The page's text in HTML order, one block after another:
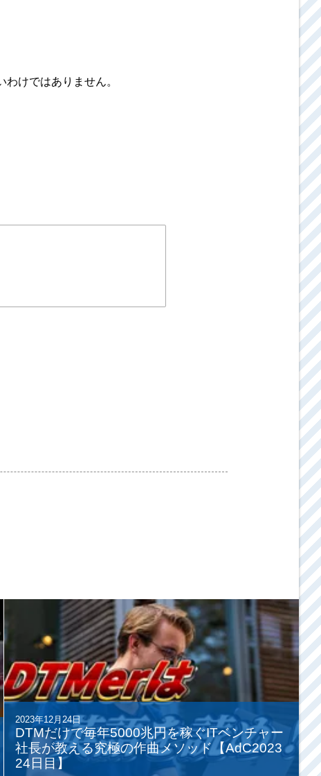
けではありません。